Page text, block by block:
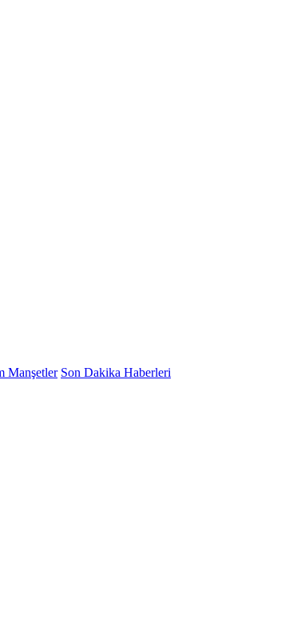
Manşetler Son Dakika Haberleri